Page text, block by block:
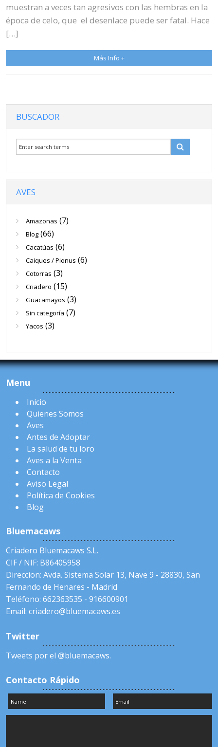
muestran a veces tan agresivos con las hembras en la
época de celo, que el desenlace puede ser fatal. Hace
[…]
Más Info +
BUSCADOR
AVES
Amazonas (7)
Blog (66)
Cacatúas (6)
Caiques / Pionus (6)
Cotorras (3)
Criadero (15)
Guacamayos (3)
Sin categoría (7)
Yacos (3)
Menu
Inicio
Quienes Somos
Aves
Antes de Adoptar
La salud de tu loro
Aves a la Venta
Contacto
Aviso Legal
Política de Cookies
Blog
Bluemacaws
Criadero Bluemacaws S.L.
CIF / NIF: B86405958
Direccion: Avda. Sistema Solar 13, Nave 9 - 28830, San
Fernando de Henares - Madrid
Teléfono: 662363535 - 916600901
Email: criadero@bluemacaws.es
Twitter
Tweets por el @bluemacaws.
Contacto Rápido